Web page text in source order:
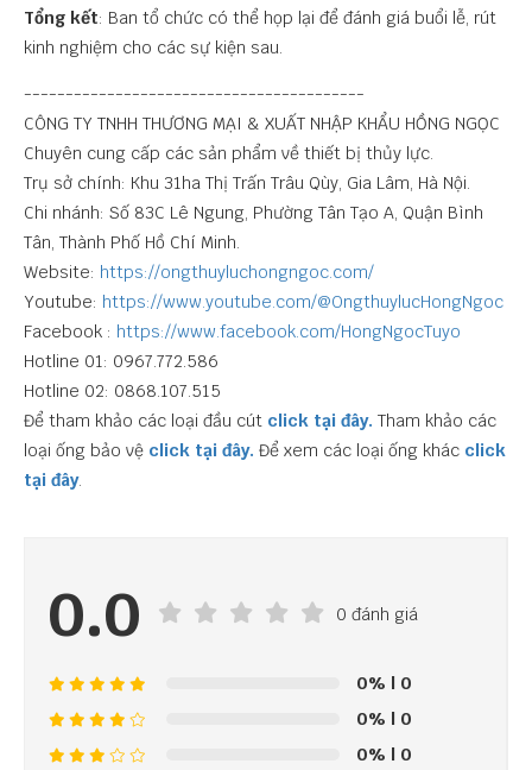
Tổng kết: Ban tổ chức có thể họp lại để đánh giá buổi lễ, rút
kinh nghiệm cho các sự kiện sau.
-----------------------------------------
CÔNG TY TNHH THƯƠNG MẠI & XUẤT NHẬP KHẨU HỒNG NGỌC
Chuyên cung cấp các sản phẩm về thiết bị thủy lực.
Trụ sở chính: Khu 31ha Thị Trấn Trâu Qùy, Gia Lâm, Hà Nội.
Chi nhánh: Số 83C Lê Ngung, Phường Tân Tạo A, Quận Bình
Tân, Thành Phố Hồ Chí Minh.
Website: https://ongthuyluchongngoc.com/
Youtube: https://www.youtube.com/@OngthuylucHongNgoc
Facebook : https://www.facebook.com/HongNgocTuyo
Hotline 01: 0967.772.586
Hotline 02: 0868.107.515
Để tham khảo các loại đầu cút click tại đây. Tham khảo các
loại ống bảo vệ click tại đây. Để xem các loại ống khác click
tại đây.
0.0 0 đánh giá
0% | 0
0% | 0
0% | 0